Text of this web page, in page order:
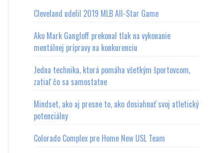
Cleveland udelil 2019 MLB All-Star Game
Ako Mark Gangloff prekonal tlak na vykonanie
mentálnej prípravy na konkurenciu
Jedna technika, ktorá pomáha všetkým športovcom,
zatiaľ čo sa samostatne
Mindset, ako aj presne to, ako dosiahnuť svoj atletický
potenciálny
Colorado Complex pre Home New USL Team